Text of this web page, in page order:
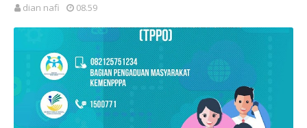
dian nafi 08.59